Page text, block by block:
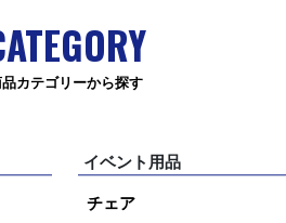
カテゴリーから探す
イベント用品
チェア